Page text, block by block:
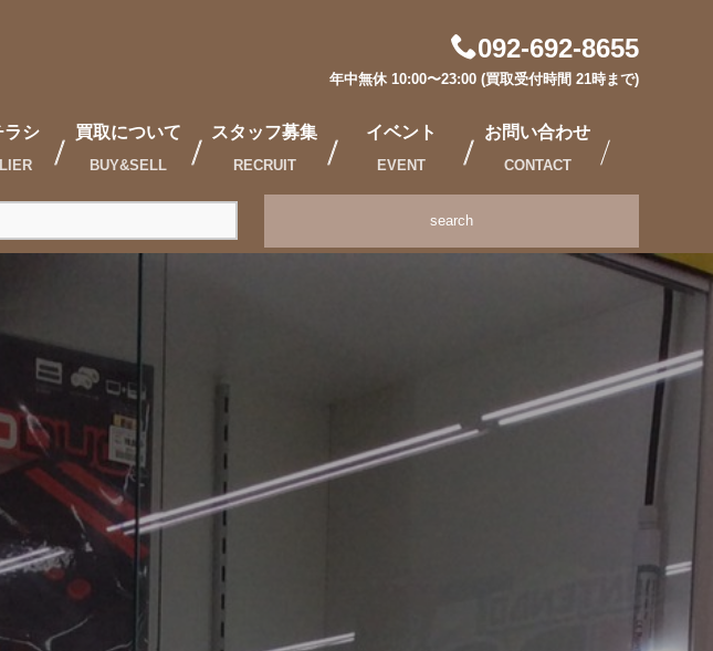
092-692-8655
年中無休 10:00〜23:00 (買取受付時間 21時まで)
ラシ 買取について
BUY&SELL
スタッフ募集
RECRUIT
イベント
EVENT
お問い合わせ
CONTACT
search